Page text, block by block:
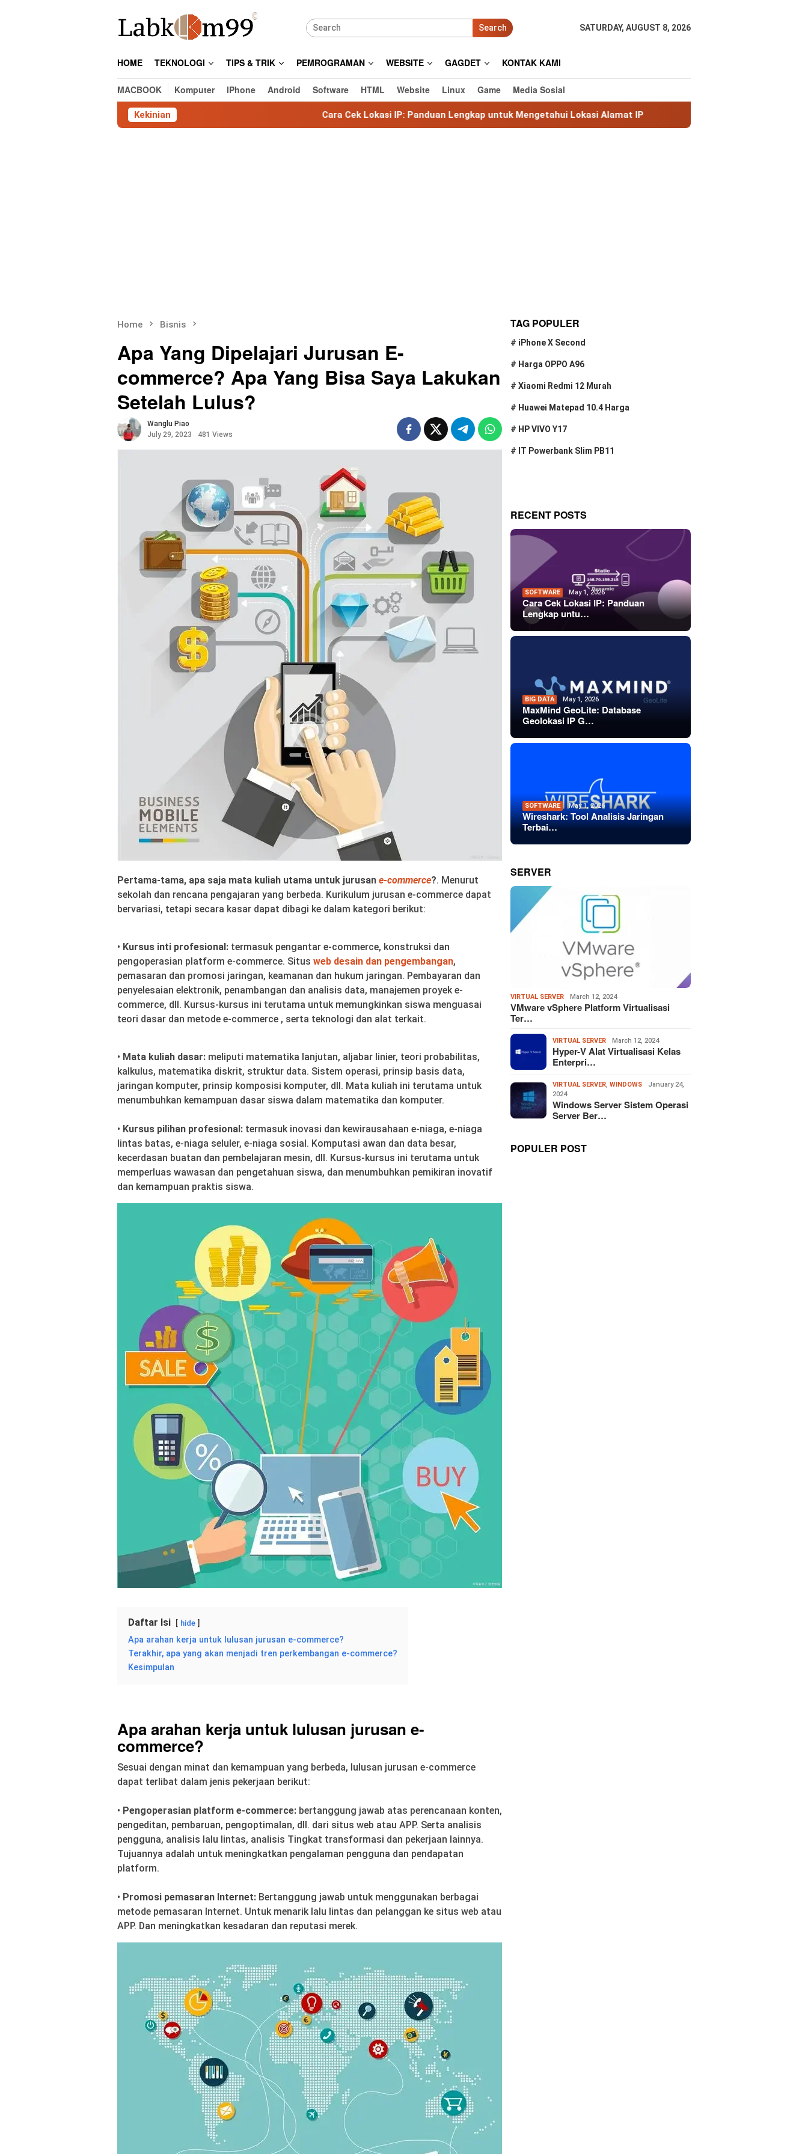
Search SATURDAY, AUGUST 8, 2026
HOME TEKNOLOGI TIPS & TRIK PEMROGRAMAN WEBSITE GAGDET KONTAK KAMI
MACBOOK Komputer IPhone Android Software HTML Website Linux Game Media Sosial
Kekinian Cara Cek Lokasi IP: Panduan Lengkap untuk Mengetahui Lokasi Alamat IP MaxMind GeoLite: Database Geolokasi IP
Home Bisnis
Apa Yang Dipelajari Jurusan E-
commerce? Apa Yang Bisa Saya Lakukan
Setelah Lulus?
Wanglu Piao
July 29, 2023
481 Views
Pertama-tama, apa saja mata kuliah utama untuk jurusan e-commerce?. Menurut
sekolah dan rencana pengajaran yang berbeda. Kurikulum jurusan e-commerce dapat
bervariasi, tetapi secara kasar dapat dibagi ke dalam kategori berikut:
• Kursus inti profesional: termasuk pengantar e-commerce, konstruksi dan
pengoperasian platform e-commerce. Situs web desain dan pengembangan,
pemasaran dan promosi jaringan, keamanan dan hukum jaringan. Pembayaran dan
penyelesaian elektronik, penambangan dan analisis data, manajemen proyek e-
commerce, dll. Kursus-kursus ini terutama untuk memungkinkan siswa menguasai
teori dasar dan metode e-commerce , serta teknologi dan alat terkait.
• Mata kuliah dasar: meliputi matematika lanjutan, aljabar linier, teori probabilitas,
kalkulus, matematika diskrit, struktur data. Sistem operasi, prinsip basis data,
jaringan komputer, prinsip komposisi komputer, dll. Mata kuliah ini terutama untuk
menumbuhkan kemampuan dasar siswa dalam matematika dan komputer.
• Kursus pilihan profesional: termasuk inovasi dan kewirausahaan e-niaga, e-niaga
lintas batas, e-niaga seluler, e-niaga sosial. Komputasi awan dan data besar,
kecerdasan buatan dan pembelajaran mesin, dll. Kursus-kursus ini terutama untuk
memperluas wawasan dan pengetahuan siswa, dan menumbuhkan pemikiran inovatif
dan kemampuan praktis siswa.
Daftar Isi hide
Apa arahan kerja untuk lulusan jurusan e-commerce?
Terakhir, apa yang akan menjadi tren perkembangan e-commerce?
Kesimpulan
Apa arahan kerja untuk lulusan jurusan e-
commerce?
Sesuai dengan minat dan kemampuan yang berbeda, lulusan jurusan e-commerce
dapat terlibat dalam jenis pekerjaan berikut:
• Pengoperasian platform e-commerce: bertanggung jawab atas perencanaan konten,
pengeditan, pembaruan, pengoptimalan, dll. dari situs web atau APP. Serta analisis
pengguna, analisis lalu lintas, analisis Tingkat transformasi dan pekerjaan lainnya.
Tujuannya adalah untuk meningkatkan pengalaman pengguna dan pendapatan
platform.
• Promosi pemasaran Internet: Bertanggung jawab untuk menggunakan berbagai
metode pemasaran Internet. Untuk menarik lalu lintas dan pelanggan ke situs web atau
APP. Dan meningkatkan kesadaran dan reputasi merek.
TAG POPULER
# iPhone X Second
# Harga OPPO A96
#Xiaomi Redmi 12 Murah
# Huawei Matepad 10.4 Harga
# HP VIVO Y17
# IT Powerbank Slim PB11
RECENT POSTS
SOFTWARE May 1, 2026
Cara Cek Lokasi IP: Panduan
Lengkap untu…
BIG DATA May 1, 2026
MaxMind GeoLite: Database
Geolokasi IP G…
SOFTWARE May 1, 2026
Wireshark: Tool Analisis Jaringan
Terbai…
SERVER
VIRTUAL SERVER March 12, 2024
VMware vSphere Platform Virtualisasi
Ter…
VIRTUAL SERVER March 12, 2024
Hyper-V Alat Virtualisasi Kelas
Enterpri…
VIRTUAL SERVER,WINDOWS
January 24,
2024
Windows Server Sistem Operasi
Server Ber…
POPULER POST